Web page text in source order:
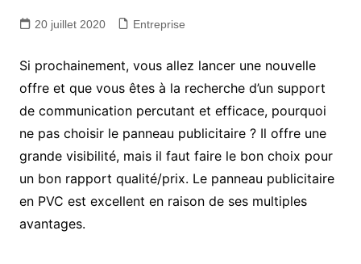
20 juillet 2020 Entreprise
Si prochainement, vous allez lancer une nouvelle
offre et que vous êtes à la recherche d’un support
de communication percutant et efficace, pourquoi
ne pas choisir le panneau publicitaire ? Il offre une
grande visibilité, mais il faut faire le bon choix pour
un bon rapport qualité/prix. Le panneau publicitaire
en PVC est excellent en raison de ses multiples
avantages.